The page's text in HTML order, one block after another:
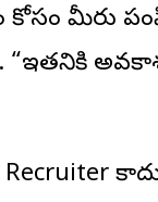
కోసం మీరు
Recruiter